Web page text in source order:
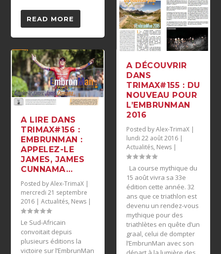
READ MORE
A LIRE DANS
TRIMAX#156 :
EMBRUNMAN :
APPELEZ-LE
JAMES, JAMES
CUNNAMA…
Posted byAlex-TrimaX |
mercredi 21 septembre
2016 |Actualités, News |
Le Sud-Africain
convoitait depuis
plusieurs éditions la
victoire sur l’EmbrunMan
A DÉCOUVRIR
DANS
TRIMAX#155 : DU
NOUVEAU POUR
L’EMBRUNMAN
2016
Posted byAlex-TrimaX
lundi 22 août 2016
Actualités, News
La course mythique du
15 août vivra sa 33e
édition cette année. 32
ans que ce triathlon est
devenu un rendez-vous
mythique pour des
triathlètes en quête d’un
graal, celui de dompter
l’EmbrunMan avec son